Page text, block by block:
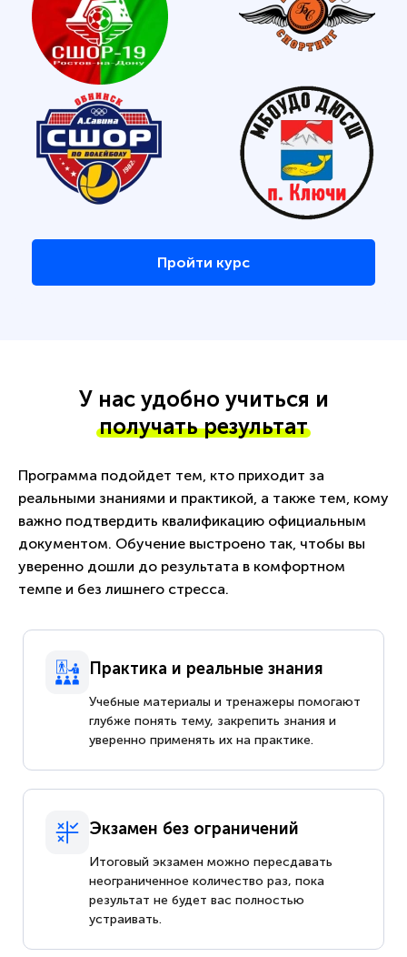
Пройти курс
У нас удобно учиться и
получать результат
Программа подойдет тем, кто приходит за
реальными знаниями и практикой, а также тем, кому
важно подтвердить квалификацию официальным
документом. Обучение выстроено так, чтобы вы
уверенно дошли до результата в комфортном
темпе и без лишнего стресса.
Практика и реальные знания
Учебные материалы и тренажеры помогают
глубже понять тему, закрепить знания и
уверенно применять их на практике.
Экзамен без ограничений
Итоговый экзамен можно пересдавать
неограниченное количество раз, пока
результат не будет вас полностью
устраивать.